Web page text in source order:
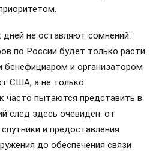
не оставляют сомнений:
по России будет только расти.
и организатором
США, а не только
часто пытаются представить в
след здесь очевиден: от
и предоставления
до обеспечения связи